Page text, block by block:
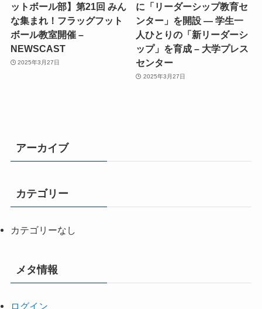
ットボール部】第21回 みん
な集まれ！フラッグフット
ボール教室開催 –
NEWSCAST
2025年3月27日
に「リーダーシップ教育セ
ンター」を開設 ― 学生一
人ひとりの「新リーダーシ
ップ」を育成 – 大学プレス
センター
2025年3月27日
アーカイブ
カテゴリー
カテゴリーなし
メタ情報
ログイン